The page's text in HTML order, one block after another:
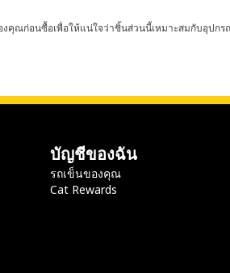
คุณก่อนซื้อเพื่อให้แน่ใจว่าชิ้นส่วนนี้เหมาะสมกับอุปก
บัญชีของฉัน
รถเข็นของคุณ
Cat Rewards